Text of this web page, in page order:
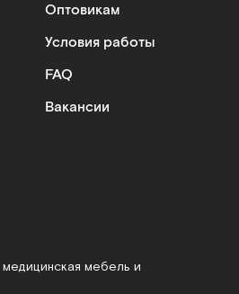
Оптовикам
Условия работы
FAQ
Вакансии
мебель и